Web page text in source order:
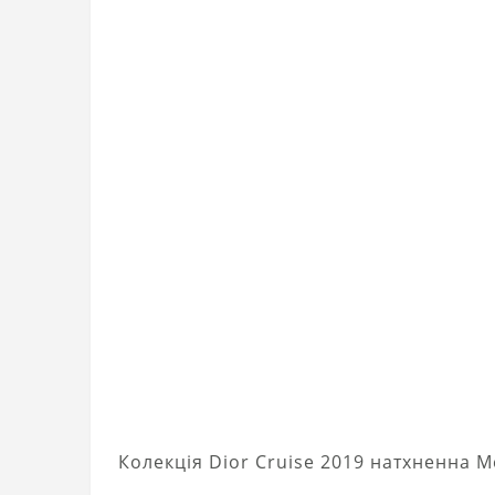
Колекція Dior Cruise 2019 натхненна